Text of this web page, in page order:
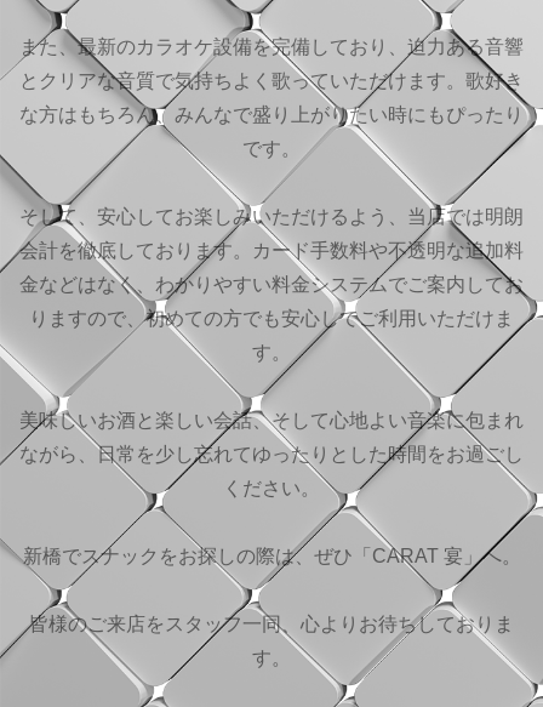
また、最新のカラオケ設備を完備しており、迫力ある音響
とクリアな音質で気持ちよく歌っていただけます。歌好き
な方はもちろん、みんなで盛り上がりたい時にもぴったり
です。
そして、安心してお楽しみいただけるよう、当店では明朗
会計を徹底しております。カード手数料や不透明な追加料
金などはなく、わかりやすい料金システムでご案内してお
りますので、初めての方でも安心してご利用いただけま
す。
美味しいお酒と楽しい会話、そして心地よい音楽に包まれ
ながら、日常を少し忘れてゆったりとした時間をお過ごし
ください。
新橋でスナックをお探しの際は、ぜひ「CARAT 宴」へ。
皆様のご来店をスタッフ一同、心よりお待ちしておりま
す。